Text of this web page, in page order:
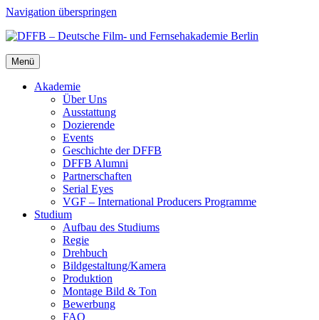
Navigation überspringen
Menü
Aka­de­mie
Über Uns
Aus­stat­tung
Dozie­ren­de
Events
Geschich­te der DFFB
DFFB Alum­ni
Part­ner­schaf­ten
Seri­al Eyes
VGF – Inter­na­tio­nal Pro­du­cers Pro­gram­me
Stu­di­um
Auf­bau des Stu­di­ums
Regie
Dreh­buch
Bildgestaltung/​​Kamera
Pro­duk­ti­on
Mon­ta­ge Bild & Ton
Bewer­bung
FAQ